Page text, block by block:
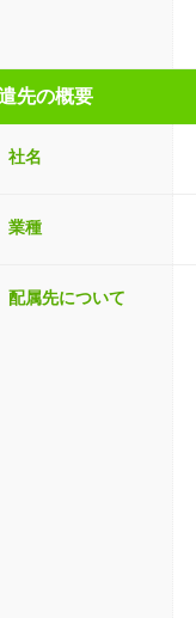
先の概要
社名
業種
配属先について